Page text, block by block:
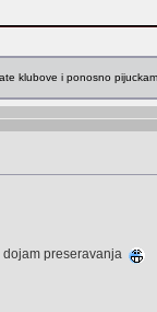
klubove i ponosno
preseravanja